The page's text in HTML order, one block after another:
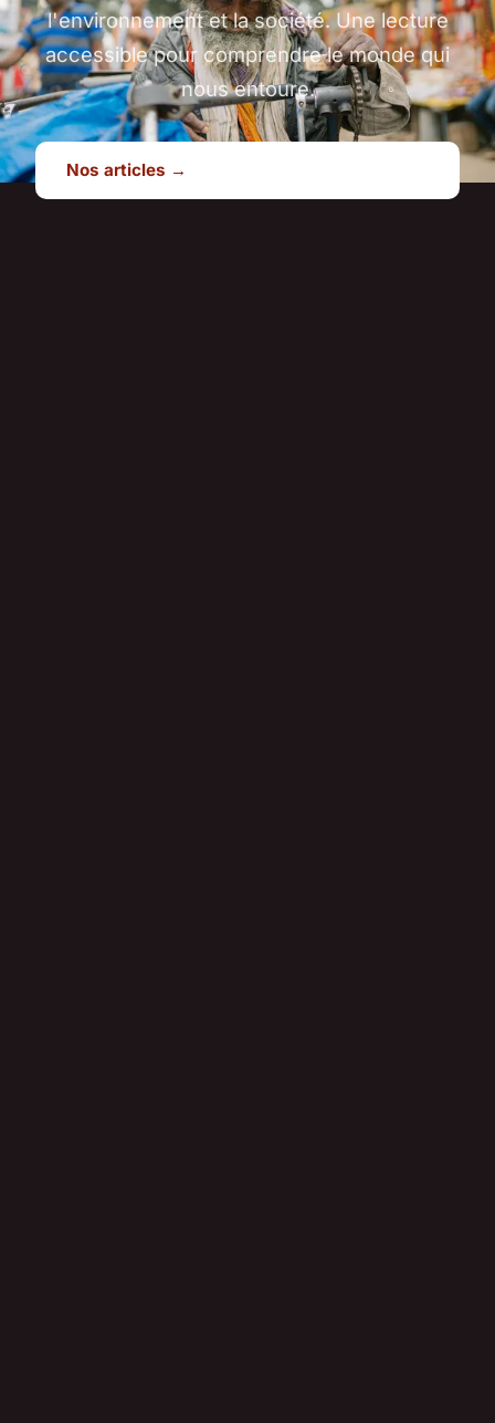
l'environnement et la société. Une lecture
accessible pour comprendre le monde qui
nous entoure.
Nos articles →